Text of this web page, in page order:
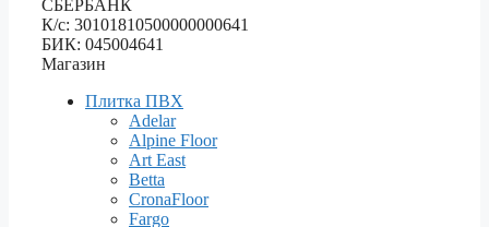
СБЕРБАНК
К/с: 30101810500000000641
БИК: 045004641
Магазин
Плитка ПВХ
Adelar
Alpine Floor
Art East
Betta
CronaFloor
Fargo